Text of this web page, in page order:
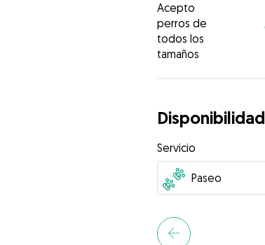
Acepto
perros de
todos los
tamaños
Disponibilidad
Servicio